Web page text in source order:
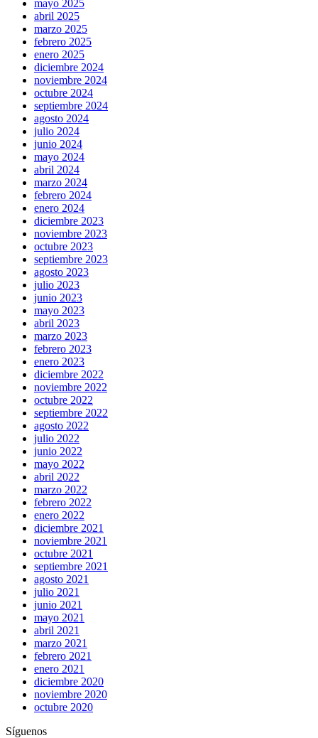
mayo 2025
abril 2025
marzo 2025
febrero 2025
enero 2025
diciembre 2024
noviembre 2024
octubre 2024
septiembre 2024
agosto 2024
julio 2024
junio 2024
mayo 2024
abril 2024
marzo 2024
febrero 2024
enero 2024
diciembre 2023
noviembre 2023
octubre 2023
septiembre 2023
agosto 2023
julio 2023
junio 2023
mayo 2023
abril 2023
marzo 2023
febrero 2023
enero 2023
diciembre 2022
noviembre 2022
octubre 2022
septiembre 2022
agosto 2022
julio 2022
junio 2022
mayo 2022
abril 2022
marzo 2022
febrero 2022
enero 2022
diciembre 2021
noviembre 2021
octubre 2021
septiembre 2021
agosto 2021
julio 2021
junio 2021
mayo 2021
abril 2021
marzo 2021
febrero 2021
enero 2021
diciembre 2020
noviembre 2020
octubre 2020
Síguenos